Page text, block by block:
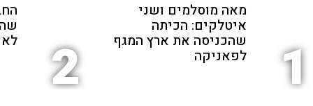
1
מאה מוסלמים ושני
איטלקים: הכיתה
שהכניסה את ארץ המגף
לפאניקה 2